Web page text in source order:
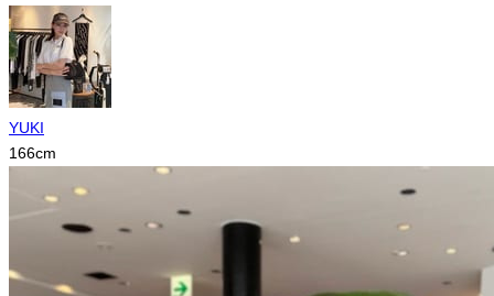
YUKI
166cm